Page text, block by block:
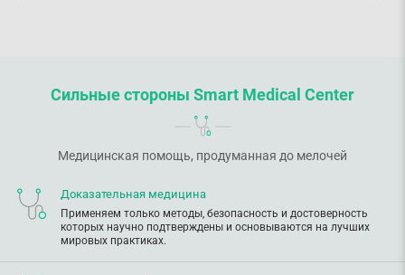
Сильные стороны Smart Medical Center
Медицинская помощь, продуманная до мелочей
Доказательная медицина
Применяем только методы, безопасность и достоверность
которых научно подтверждены и основываются на лучших
мировых практиках.